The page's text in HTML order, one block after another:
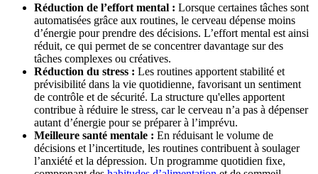
Réduction de l’effort mental : Lorsque certaines tâches sont
automatisées grâce aux routines, le cerveau dépense moins
d’énergie pour prendre des décisions. L’effort mental est ainsi
réduit, ce qui permet de se concentrer davantage sur des
tâches complexes ou créatives.
Réduction du stress : Les routines apportent stabilité et
prévisibilité dans la vie quotidienne, favorisant un sentiment
de contrôle et de sécurité. La structure qu'elles apportent
contribue à réduire le stress, car le cerveau n’a pas à dépenser
autant d’énergie pour se préparer à l’imprévu.
Meilleure santé mentale : En réduisant le volume de
décisions et l’incertitude, les routines contribuent à soulager
l’anxiété et la dépression. Un programme quotidien fixe,